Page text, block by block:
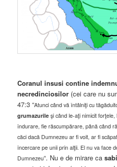
Coranul insusi contine
necredinciosilor (cei care nu
47:3 “Atunci când vă întâlniţi cu
grumazurile şi când le-aţi nimicit
îndurare, fie răscumpărare, până când
căci dacă Dumnezeu ar fi voit, ar fi
încercare pe unii prin alţii. El nu va face
Dumnezeu“. Nu e de mirare ca